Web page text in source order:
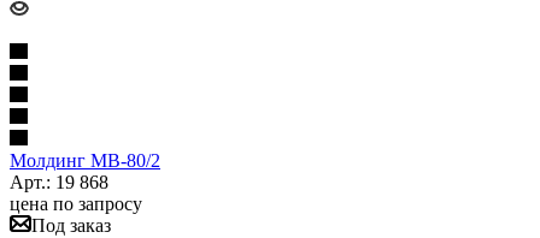
Молдинг МВ-80/2
Арт.: 19 868
цена по запросу
Под заказ